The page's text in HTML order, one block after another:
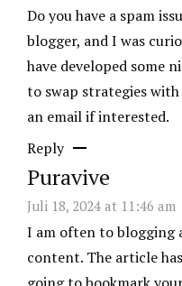
Do you have a spam
blogger, and I was
have developed some
to swap strategies
an email if interested.
Reply
Puravive
Juli 18, 2024 at 11:46 am
I am often to blogging
content. The article